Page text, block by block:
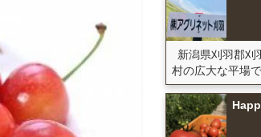
新潟県刈羽郡刈
村の広大な平場